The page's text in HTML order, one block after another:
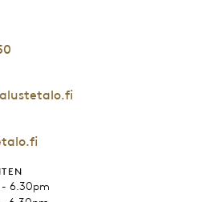
- 6.30pm